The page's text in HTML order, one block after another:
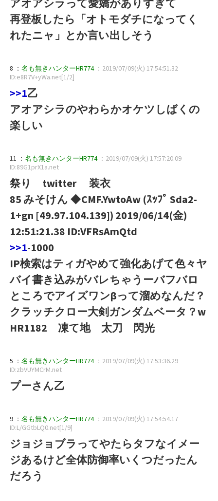
再登板したら「オトモダチになってく
れたニャ」とか言い出しそう
8 ： 名も無きハンターHR774 ：2019/07/09(火) 17:54:51.32
ID:e8R7V+yWa.net[1/2]
>>1乙
アオアシラのやわらかオケツしばくの
楽しい
11 ： 名も無きハンターHR774 ：2019/07/09(火) 17:57:20.09
ID:89G1prX1a.net
祭り twitter 装衣
85 みそけん ◆CMF.YwtoAw (ｽｯﾌﾟ Sda2-
1+gn [49.97.104.139]) 2019/06/14(金)
12:51:21.38 ID:VFRsAmQtd
>>1-1000
IP検索はティガやめて強化あげて色々ヤ
バイ書き込みがバレちゃうーバフバロ
ところでアイズワンβって溜めなんだ？
クラッチクロー大剣ガンダムベータ？w
HR1182 凍て地 太刀 閃光
5 ： 名も無きハンターHR774 ：2019/07/09(火) 17:53:36.29
ID:zbVUYMCrM.net
プーさん乙
9 ： 名も無きハンターHR774 ：2019/07/09(火) 17:54:54.17
ID:L/GGtbLQ0.net[1/9]
ジョジョブラってやたらタフなイメー
ジあるけど全体防御率いくつだったん
だろう